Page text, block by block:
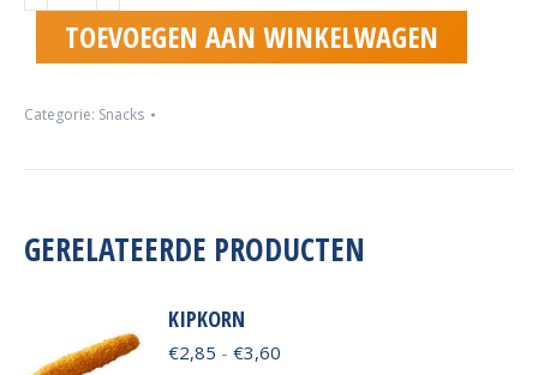
aantalTOEVOEGEN AAN WINKELWAGEN
Categorie: Snacks
GERELATEERDE PRODUCTEN
KIPKORN
€2,85 - €3,60